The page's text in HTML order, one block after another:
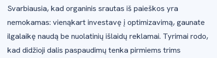
Svarbiausia, kad organinis srautas iš paieškos yra
nemokamas: vienąkart investavę į optimizavimą, gaunate
ilgalaikę naudą be nuolatinių išlaidų reklamai. Tyrimai rodo,
kad didžioji dalis paspaudimų tenka pirmiems trims